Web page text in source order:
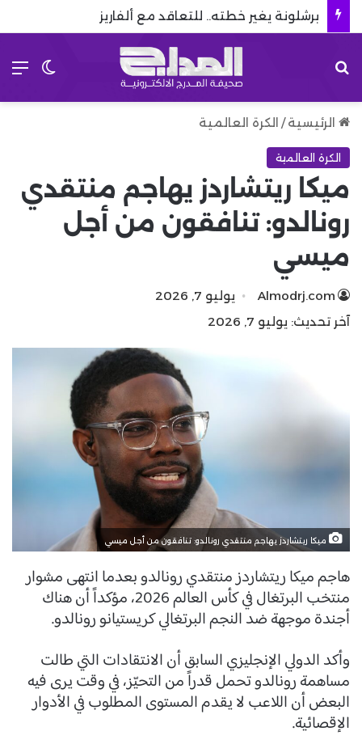
برشلونة يغير خطته.. للتعاقد مع ألفاريز
الرئيسية / الكرة العالمية
الكرة العالمية
ميكا ريتشاردز يهاجم منتقدي
رونالدو: تنافقون من أجل
ميسي
Almodrj.com
يوليو 7, 2026
آخر تحديث: يوليو 7, 2026
ميكا ريتشاردز يهاجم منتقدي رونالدو: تنافقون من أجل ميسي
هاجم ميكا ريتشاردز منتقدي رونالدو بعدما انتهى مشوار
منتخب البرتغال في كأس العالم 2026، مؤكداً أن هناك
أجندة موجهة ضد النجم البرتغالي كريستيانو رونالدو.
وأكد الدولي الإنجليزي السابق أن الانتقادات التي طالت
مساهمة رونالدو تحمل قدراً من التحيّز، في وقت يرى فيه
البعض أن اللاعب لا يقدم المستوى المطلوب في الأدوار
الإقصائية.